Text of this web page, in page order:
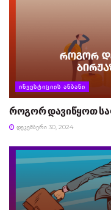
ᲘᲜᲕᲔᲡᲢᲘᲪᲘᲘᲡ ᲐᲜᲑᲐᲜᲘ
როგორ დავიწყოთ
ᲓᲔᲙᲔᲛᲑᲔᲠᲘ 30, 2024